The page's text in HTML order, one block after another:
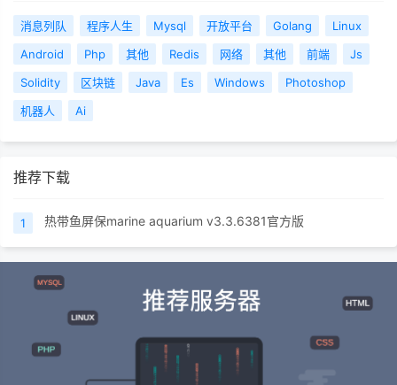
消息列队 程序人生 Mysql 开放平台 Golang
Linux
Android
Php 其他 Redis 网络 其他 前端
Js
Solidity
区块链 Java Es Windows
Photoshop
机器人
Ai
推荐下载
1 热带鱼屏保marine aquarium v3.3.6381官方版